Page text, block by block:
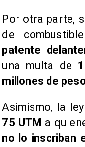
Por otra parte,
de
patente
una multa de
millones de
Asimismo, la
75 UTM a
no lo inscriban